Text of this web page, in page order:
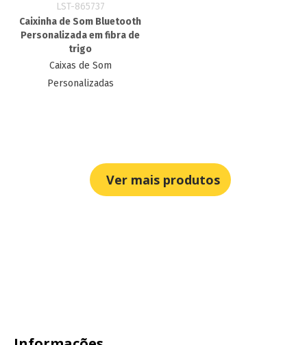
LST-865737
Caixinha de Som Bluetooth
Personalizada em fibra de
trigo
Caixas de Som
Personalizadas
Ver mais produtos